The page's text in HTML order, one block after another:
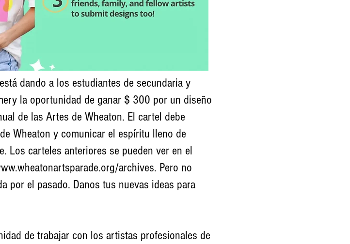
dando a los estudiantes de secundaria y
la oportunidad de ganar $ 300 por un diseño
de las Artes de Wheaton. El cartel debe
Wheaton y comunicar el espíritu lleno de
Los carteles anteriores se pueden ver en el
archives. Pero no
por el pasado. Danos tus nuevas ideas para
de trabajar con los artistas profesionales de